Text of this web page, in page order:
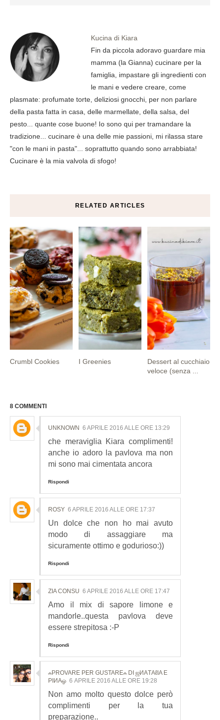
Kucina di Kiara
Fin da piccola adoravo guardare mia
mamma (la Gianna) cucinare per la
famiglia, impastare gli ingredienti con
le mani e vedere creare, come
plasmate: profumate torte, deliziosi gnocchi, per non parlare
della pasta fatta in casa, delle marmellate, della salsa, del
pesto... quante cose buone! Io sono qui per tramandare la
tradizione... cucinare è una delle mie passioni, mi rilassa stare
"con le mani in pasta"... soprattutto quando sono arrabbiata!
Cucinare è la mia valvola di sfogo!
RELATED ARTICLES
Crumbl Cookies I Greenies
Dessert al cucchiaio
veloce (senza ...
8 COMMENTI
UNKNOWN 6 APRILE 2016 ALLE ORE 13:29
che meraviglia Kiara complimenti!
anche io adoro la pavlova ma non
mi sono mai cimentata ancora
Rispondi
ROSY 6 APRILE 2016 ALLE ORE 17:37
Un dolce che non ho mai avuto
modo di assaggiare ma
sicuramente ottimo e godurioso:))
Rispondi
ZIA CONSU 6 APRILE 2016 ALLE ORE 17:47
Amo il mix di sapore limone e
mandorle..questa pavlova deve
essere strepitosa :-P
Rispondi
ஃPROVARE PER GUSTAREஃ DI ஜИΑТΑℓΙΑ E
ΡΙИΑஓ 6 APRILE 2016 ALLE ORE 19:28
Non amo molto questo dolce però
complimenti per la tua
preparazione..